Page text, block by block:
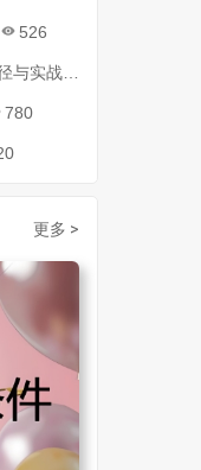
成人大专学历提升报考流程详解：从报名条件到成功入学全指南
526
更多 >